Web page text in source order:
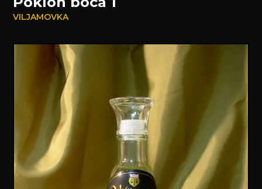
VILJAMOVKA